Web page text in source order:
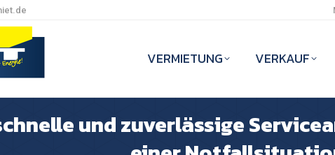
VERMIETUNG VERKAUF
und zuverlässige